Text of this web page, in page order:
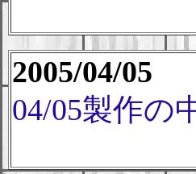
2005/04/05
04/05製作の